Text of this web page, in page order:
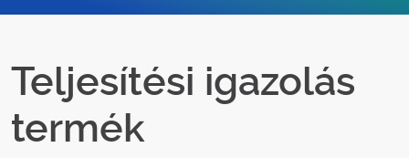
Teljesítési igazolás
termék